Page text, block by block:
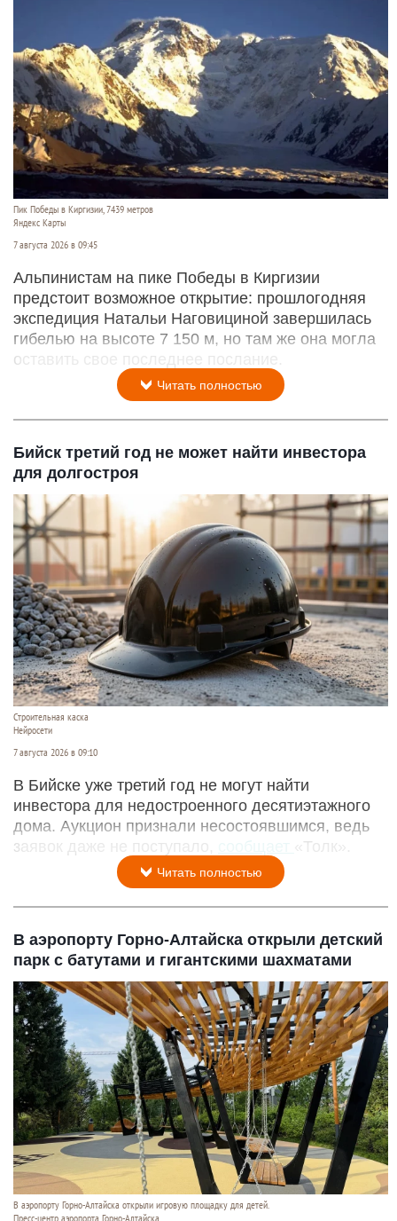
Пик Победы в Киргизии, 7439 метров
Яндекс Карты
7 августа 2026 в 09:45
Альпинистам на пике Победы в Киргизии
предстоит возможное открытие: прошлогодняя
экспедиция Натальи Наговициной завершилась
гибелью на высоте 7 150 м, но там же она могла
оставить свое последнее послание.
Читать полностью
Бийск третий год не может найти инвестора
для долгостроя
Строительная каска
Нейросети
7 августа 2026 в 09:10
В Бийске уже третий год не могут найти
инвестора для недостроенного десятиэтажного
дома. Аукцион признали несостоявшимся, ведь
заявок даже не поступало,
сообщает «Толк».
Читать полностью
В аэропорту Горно-Алтайска открыли детский
парк с батутами и гигантскими шахматами
В аэропорту Горно-Алтайска открыли игровую площадку для детей.
Пресс-центр аэропорта Горно-Алтайска